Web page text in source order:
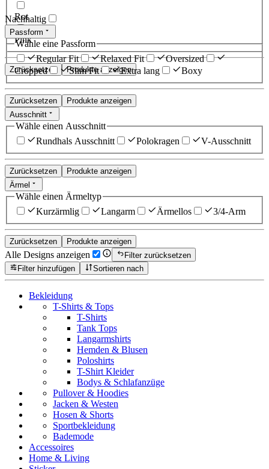
Rot
Pink
Zurücksetzen Produkte anzeigen
Nachhaltig
Passform
Wähle eine Passform
Regular Fit
Relaxed Fit
Oversized
Cropped
Slim Fit Extra lang Boxy
Zurücksetzen
Produkte anzeigen
Ausschnitt
Wähle einen Ausschnitt
Rundhals Ausschnitt
Polokragen V-Ausschnitt
Zurücksetzen
Produkte anzeigen
Ärmel
Wähle einen Ärmeltyp
Kurzärmlig
Langarm Ärmellos 3/4-Arm
Zurücksetzen Produkte anzeigen
Alle Designs anzeigen
Filter zurücksetzen
Filter hinzufügen
Sortieren nach
Bekleidung
T-Shirts & Tops
T-Shirts
Tank Tops
Langarmshirts
Hemden & Blusen
Poloshirts
T-Shirt Kleider
Bodys & Schlafanzüge
Pullover & Hoodies
Jacken & Westen
Hosen & Shorts
Sportbekleidung
Bademode
Accessoires
Home & Living